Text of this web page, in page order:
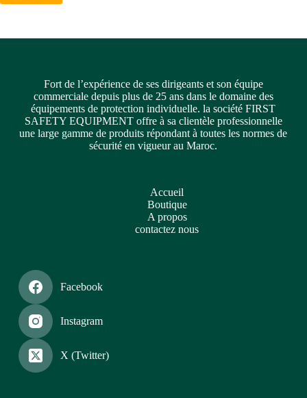
Fort de l’expérience de ses dirigeants et son équipe
commerciale depuis plus de 25 ans dans le domaine des
équipements de protection individuelle. la société FIRST
SAFETY EQUIPMENT offre à sa clientèle professionnelle
une large gamme de produits répondant à toutes les normes de
sécurité en vigueur au Maroc.
Accueil
Boutique
A propos
contactez nous
Facebook
Instagram
X (Twitter)